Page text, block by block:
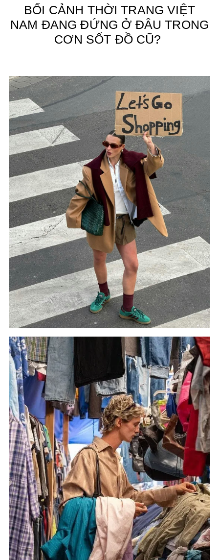
BỐI CẢNH THỜI TRANG VIỆT
NAM ĐANG ĐỨNG Ở ĐÂU TRONG
CƠN SỐT ĐỒ CŨ?